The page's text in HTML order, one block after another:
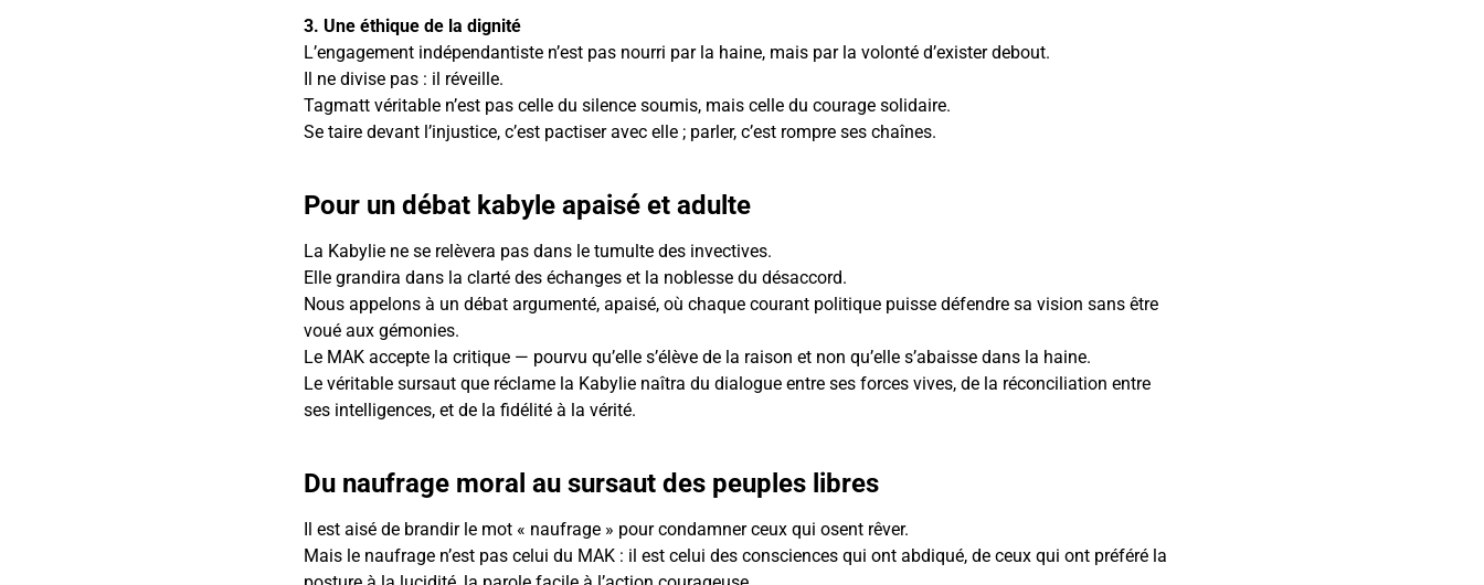
3. Une éthique de la dignité
L’engagement indépendantiste n’est pas nourri par la haine, mais par la volonté d’exister debout.
Il ne divise pas : il réveille.
Tagmatt véritable n’est pas celle du silence soumis, mais celle du courage solidaire.
Se taire devant l’injustice, c’est pactiser avec elle ; parler, c’est rompre ses chaînes.
Pour un débat kabyle apaisé et adulte
La Kabylie ne se relèvera pas dans le tumulte des invectives.
Elle grandira dans la clarté des échanges et la noblesse du désaccord.
Nous appelons à un débat argumenté, apaisé, où chaque courant politique puisse défendre sa vision sans être
voué aux gémonies.
Le MAK accepte la critique — pourvu qu’elle s’élève de la raison et non qu’elle s’abaisse dans la haine.
Le véritable sursaut que réclame la Kabylie naîtra du dialogue entre ses forces vives, de la réconciliation entre
ses intelligences, et de la fidélité à la vérité.
Du naufrage moral au sursaut des peuples libres
Il est aisé de brandir le mot « naufrage » pour condamner ceux qui osent rêver.
Mais le naufrage n’est pas celui du MAK : il est celui des consciences qui ont abdiqué, de ceux qui ont préféré la